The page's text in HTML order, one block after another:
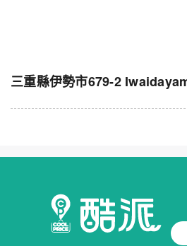
三重縣伊勢市679-2